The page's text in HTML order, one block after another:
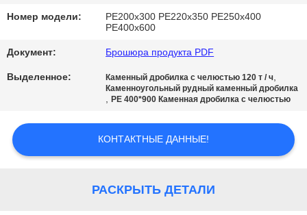
Номер модели:
PE200x300 PE220x350 PE250x400
PE400x600
Документ: Брошюра продукта PDF
Выделенное: Каменный дробилка с челюстью 120 т / ч,
Каменноугольный рудный каменный дробилка
,PE 400*900 Каменная дробилка с челюстью
КОНТАКТНЫЕ ДАННЫЕ!
РАСКРЫТЬ ДЕТАЛИ